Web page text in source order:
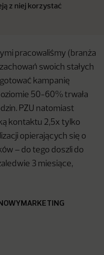
z niej korzystać
pracowaliśmy (branża
swoich stałych
kampanię
50-60% trwała
PZU natomiast
kontaktu 2,5x tylko
opierających się o
– do tego doszli do
3 miesiące,